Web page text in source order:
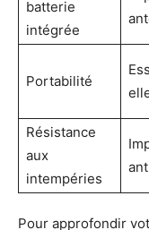
batterie
intégrée
Portabilité
Résistance
aux
intempéries
ant
Pour approfondir